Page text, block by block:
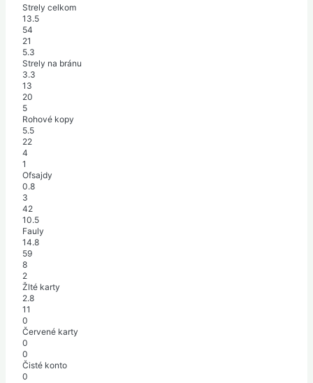
Strely celkom
13.5
54
21
5.3
Strely na bránu
3.3
13
20
5
Rohové kopy
5.5
22
4
1
Ofsajdy
0.8
3
42
10.5
Fauly
14.8
59
8
2
Žlté karty
2.8
11
0
Červené karty
0
0
Čisté konto
0